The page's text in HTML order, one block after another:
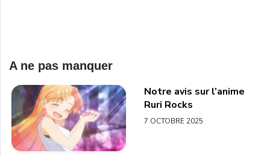
A ne pas manquer
Notre avis sur l’anime
Ruri Rocks
7 OCTOBRE 2025